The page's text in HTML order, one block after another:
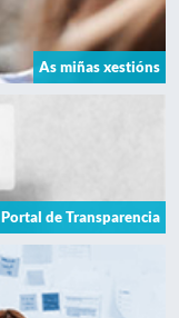
As miñas xestións
Portal de Transparencia